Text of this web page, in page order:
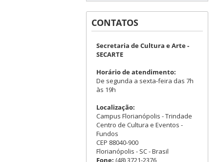
CONTATOS
Secretaria de Cultura e Arte -
SECARTE
Horário de atendimento:
De segunda a sexta-feira das 7h
às 19h
Localização:
Campus Florianópolis - Trindade
Centro de Cultura e Eventos -
Fundos
CEP 88040-900
Florianópolis - SC - Brasil